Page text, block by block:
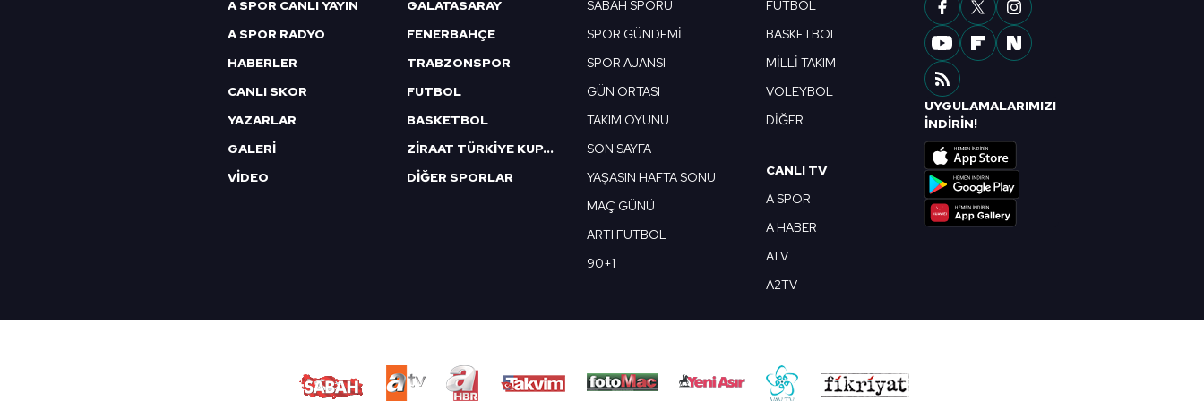
mevzuata uygun olarak kullanılan çerezlerle ilgili bilgi almak için lütfentıklayınız
A SPOR CANLI YAYIN
A SPOR RADYO
HABERLER
CANLI SKOR
YAZARLAR
GALERİ
VİDEO
GALATASARAY
FENERBAHÇE
TRABZONSPOR
FUTBOL
BASKETBOL
ZİRAAT TÜRKİYE KUPASI
DİĞER SPORLAR
SABAH SPORU
SPOR GÜNDEMİ
SPOR AJANSI
GÜN ORTASI
TAKIM OYUNU
SON SAYFA
YAŞASIN HAFTA SONU
MAÇ GÜNÜ
ARTI FUTBOL
90+1
FUTBOL
BASKETBOL
MİLLİ TAKIM
VOLEYBOL
DİĞER
CANLI TV
A SPOR
A HABER
ATV
A2TV
UYGULAMALARIMIZI
İNDİRİN!